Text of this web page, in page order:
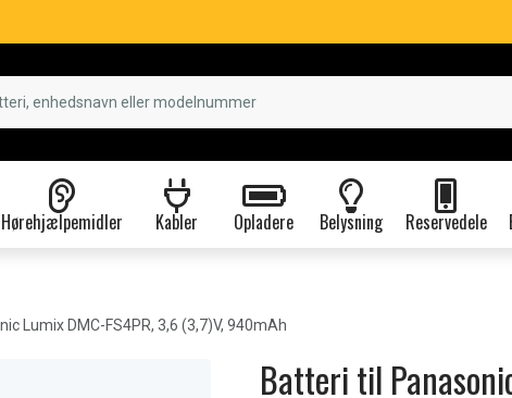
Hørehjælpemidler Kabler Opladere Belysning Reservedele
Lumix DMC-FS4PR, 3,6 (3,7)V, 940mAh
Batteri til